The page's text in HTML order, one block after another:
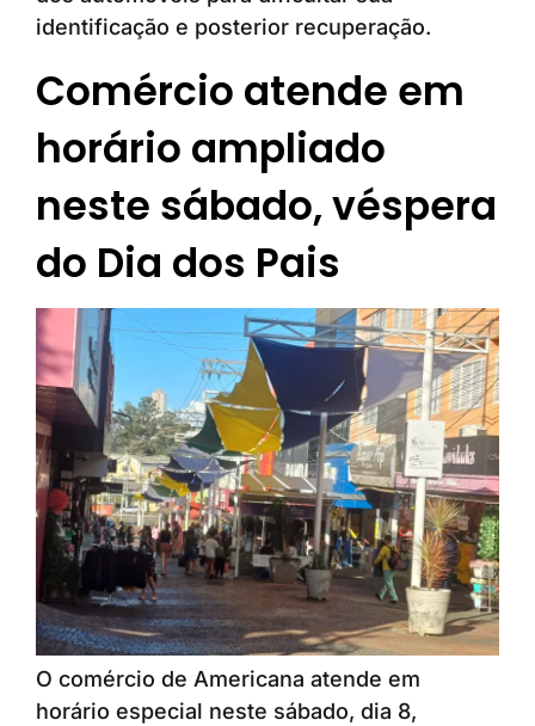
identificação e posterior recuperação.
Comércio atende em
horário ampliado
neste sábado, véspera
do Dia dos Pais
O comércio de Americana atende em
horário especial neste sábado, dia 8,